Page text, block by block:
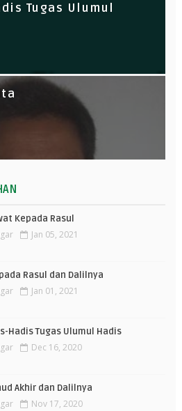
hadis Siyasah
Tugas Ulumul
15, ke 16 UAS
Tentang Solat
Kepada Rasul
Jan 05, 2021
Rasul dan Dalilnya
Jan 01, 2021
Hadis Tugas Ulumul Hadis
Dec 16, 2020
Akhir dan Dalilnya
Nov 17, 2020